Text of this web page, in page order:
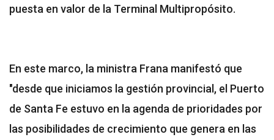
puesta en valor de la Terminal Multipropósito.
En este marco, la ministra Frana manifestó que
"desde que iniciamos la gestión provincial, el Puerto
de Santa Fe estuvo en la agenda de prioridades por
las posibilidades de crecimiento que genera en las